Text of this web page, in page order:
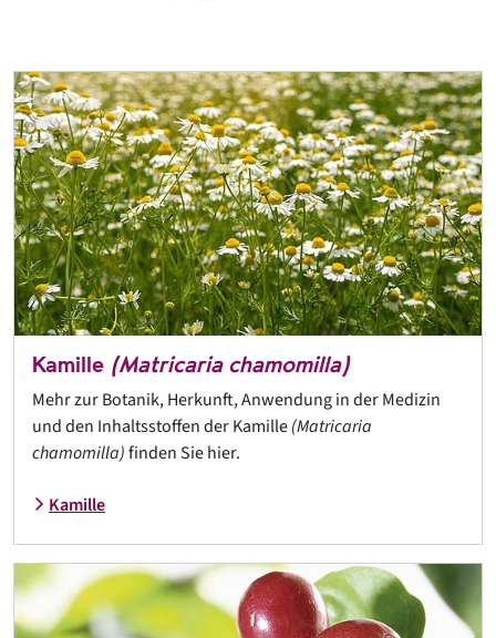
Kamille (Matricaria chamomilla)
Mehr zur Botanik, Herkunft, Anwendung in der Medizin
und den Inhaltsstoffen der Kamille(Matricaria
chamomilla)finden Sie hier.
Kamille